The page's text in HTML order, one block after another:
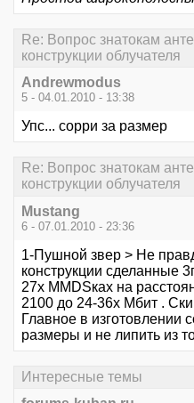
Re: Вопрос знатокам
конструкции облучателя
Andrewmodus
5 - 04.01.2010 - 13:38
Упс... сорри за размер
Re: Вопрос знатокам
конструкции облучателя
Mustang
6 - 07.01.2010 - 23:36
1-Пушной звер > Не
конструкции сделанные
27х MMDSках на
2100 до 24-36х Мбит .
Главное в изготовлении
размеры и не липить из
Интересные темы